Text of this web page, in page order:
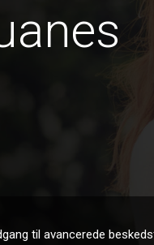
til avancerede